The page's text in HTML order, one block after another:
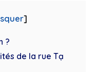
]
?
de la rue Tạ